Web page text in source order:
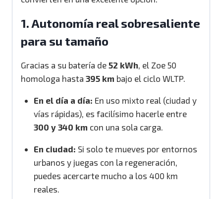
1. Autonomía real sobresaliente
para su tamaño
Gracias a su batería de 52 kWh, el Zoe 50
homologa hasta 395 km bajo el ciclo WLTP.
En el día a día: En uso mixto real (ciudad y
vías rápidas), es facilísimo hacerle entre
300 y 340 km con una sola carga.
En ciudad: Si solo te mueves por entornos
urbanos y juegas con la regeneración,
puedes acercarte mucho a los 400 km
reales.